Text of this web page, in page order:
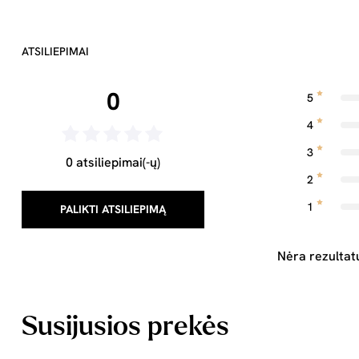
ATSILIEPIMAI
0
0 atsiliepimai(-ų)
PALIKTI ATSILIEPIMĄ
5
4
3
2
1
Nėra
Susijusios prekės